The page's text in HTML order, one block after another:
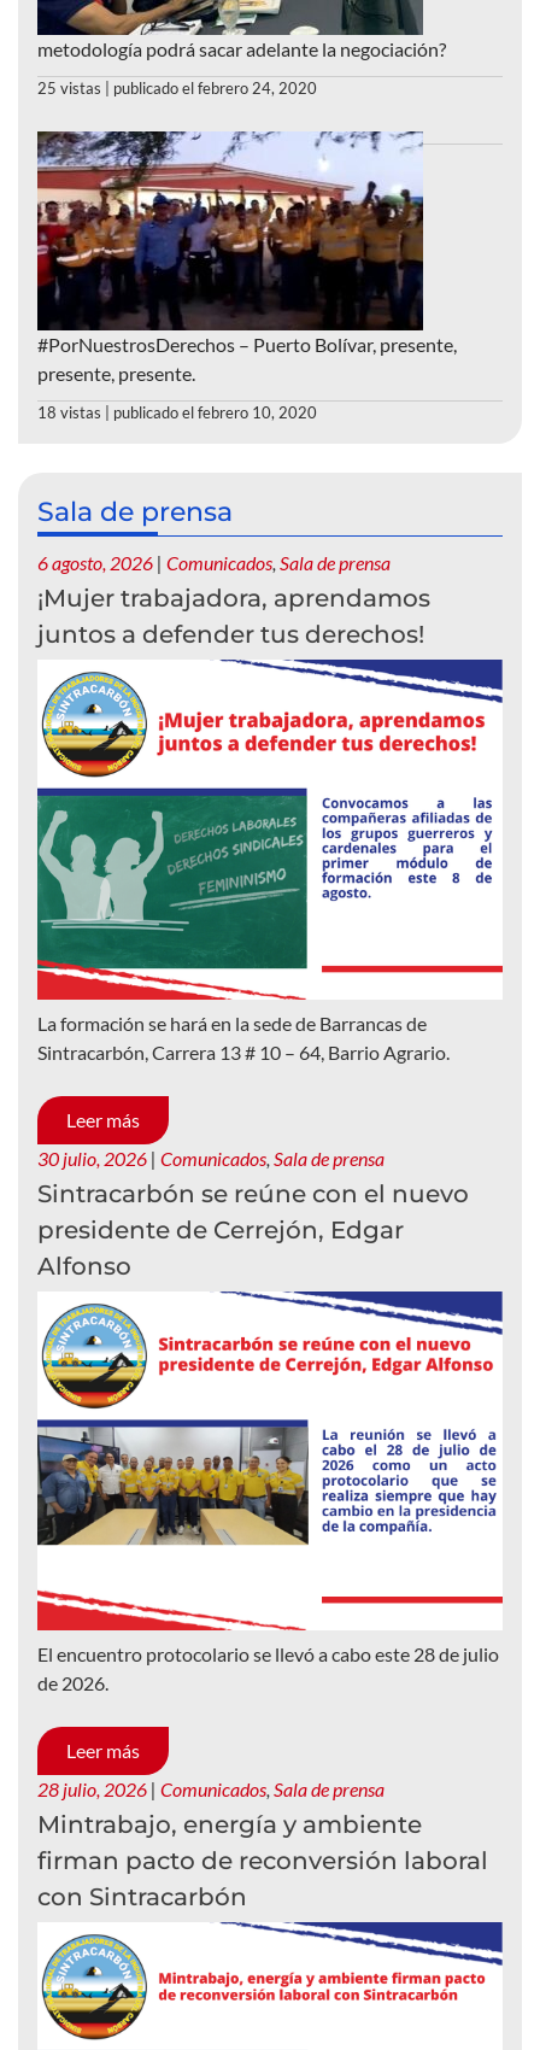
metodología podrá sacar adelante la negociación?
25 vistas publicado el febrero 24, 2020
#PorNuestrosDerechos – Puerto Bolívar, presente,
presente, presente.
18 vistas publicado el febrero 10, 2020
Sala de prensa
6 agosto, 2026 | Comunicados, Sala de prensa
¡Mujer trabajadora, aprendamos
juntos a defender tus derechos!
La formación se hará en la sede de Barrancas de
Sintracarbón, Carrera 13 # 10 – 64, Barrio Agrario.
Leer más
30 julio, 2026 | Comunicados Sala de prensa
Sintracarbón se reúne con el nuevo
presidente de Cerrejón, Edgar
Alfonso
El encuentro protocolario se llevó a cabo este 28 de julio
de 2026.
Leer más
28 julio, 2026 | Comunicados, Sala de prensa
Mintrabajo, energía y ambiente
firman pacto de reconversión laboral
con Sintracarbón